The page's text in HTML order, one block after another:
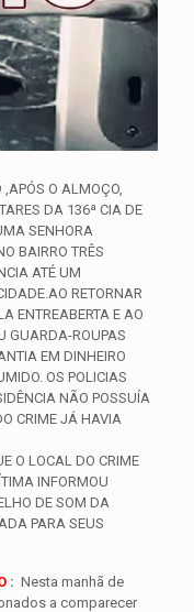
O ALMOÇO,
DA 136ª CIA DE
SENHORA
BAIRRO TRÊS
ATÉ UM
AO RETORNAR
ENTREABERTA E AO
GUARDA-ROUPAS
EM DINHEIRO
OS POLICIAS
NÃO POSSUÍA
CRIME JÁ HAVIA
O LOCAL DO CRIME
INFORMOU
DE SOM DA
PARA SEUS
: Nesta manhã de
a comparecer